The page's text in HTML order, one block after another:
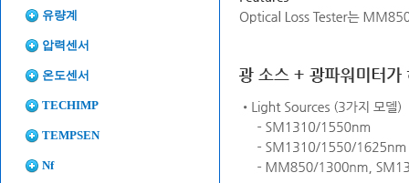
유량계
압력센서
온도센서
TECHIMP
TEMPSEN
Nf